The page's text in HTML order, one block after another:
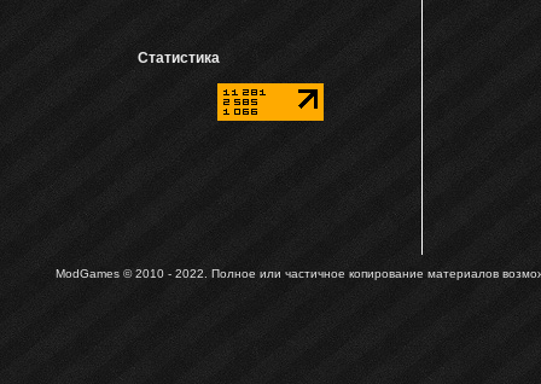
Статистика
ModGames © 2010 - 2022. Полное или частичное копирование материалов